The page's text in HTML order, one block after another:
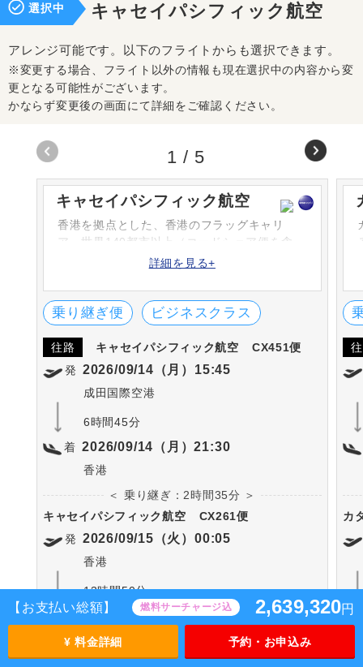
【お支払い総額】 燃料サーチャージ込 2,639,320円
¥ 料金詳細 予約・お申込み
選択中 キャセイパシフィック航空
アレンジ可能です。以下のフライトからも選択できます。
※変更する場合、フライト以外の情報も現在選択中の内容から変
更となる可能性がございます。
かならず変更後の画面にて詳細をご確認ください。
キャセイパシフィック航空
香港を拠点とした、香港のフラッグキャリ
ア。世界140都市以上（コードシェア便を含
む）を結ぶ大きなネットワークを持っていま
り、サービス面も高い評価を受けています。
詳細を見る+
乗り継ぎ便 ビジネスクラス
往路 キャセイパシフィック航空
CX451便
発 2026/09/14（月）15:45
成田国際空港
6時間45分
着 2026/09/14（月）21:30
香港
＜ 乗り継ぎ：2時間35分 ＞
キャセイパシフィック航空
CX261便
発 2026/09/15（火）00:05
香港
13時間50分
着2026/09/15（火）07:55
パリ(シャルル・ド・ゴール)
カ
1 / 5